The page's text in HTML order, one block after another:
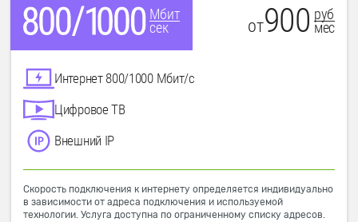
Мбит
сек
от900 руб
мес
Интернет 800/1000 Мбит/с
Цифровое ТВ
Внешний IP
Скорость подключения к интернету определяется индивидуально
в зависимости от адреса подключения и используемой
технологии. Услуга доступна по ограниченному списку адресов.